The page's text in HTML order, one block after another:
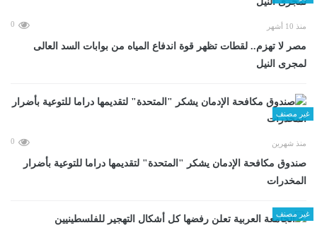
منذ 10 أشهر 0
مصر لا تهزم.. لقطات تظهر قوة اندفاع المياه من بوابات السد العالى
لمجرى النيل
غير مصنف
منذ شهرين 0
صندوق مكافحة الإدمان يشكر "المتحدة" لتقديمها دراما للتوعية بأضرار
المخدرات
غير مصنف